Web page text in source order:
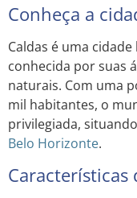
Conheça a
Caldas é uma
conhecida por suas
naturais. Com uma
mil habitantes, o
privilegiada,
Belo Horizonte.
Características